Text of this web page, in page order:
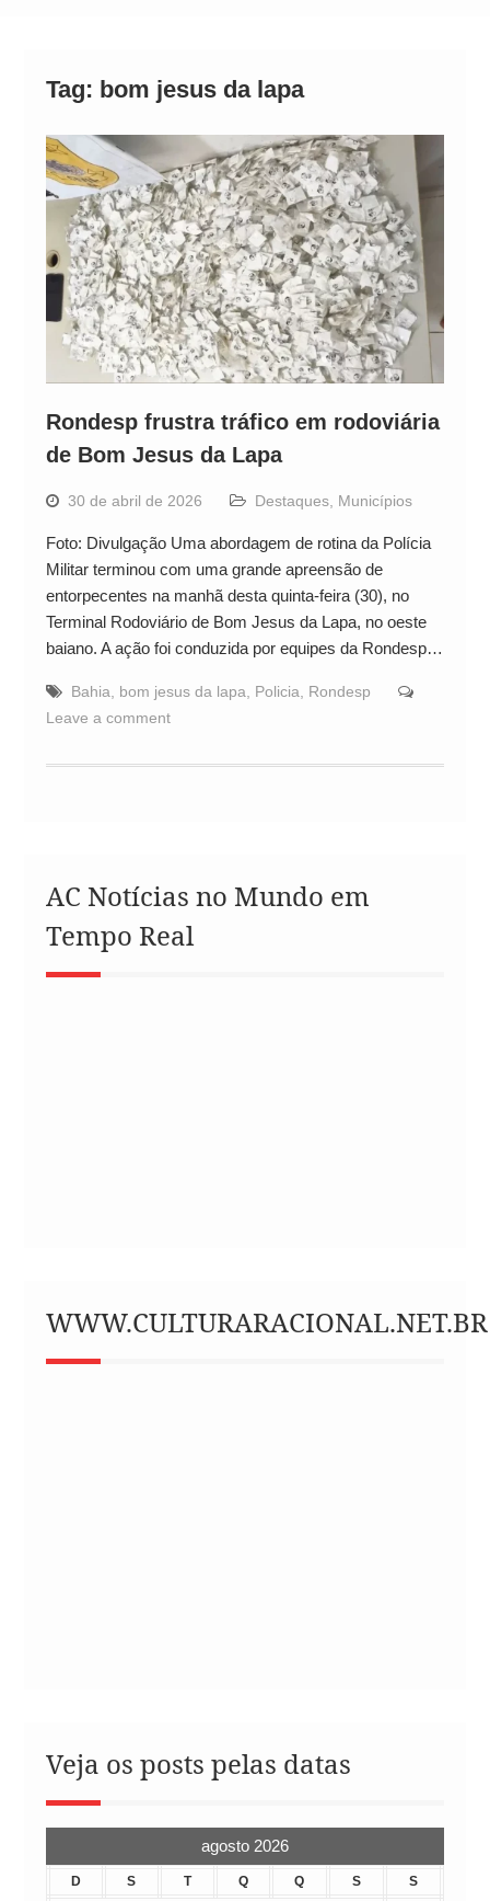
Tag: bom jesus da lapa
Rondesp frustra tráfico em rodoviária
de Bom Jesus da Lapa
30 de abril de 2026 Destaques, Municípios
Foto: Divulgação Uma abordagem de rotina da Polícia
Militar terminou com uma grande apreensão de
entorpecentes na manhã desta quinta-feira (30), no
Terminal Rodoviário de Bom Jesus da Lapa, no oeste
baiano. A ação foi conduzida por equipes da Rondesp…
Bahia bom jesus da lapa Policia
Rondesp
Leave a comment
AC Notícias no Mundo em
Tempo Real
WWW.CULTURARACIONAL.NET.BR
Veja os posts pelas datas
agosto 2026
D S T Q Q S
S